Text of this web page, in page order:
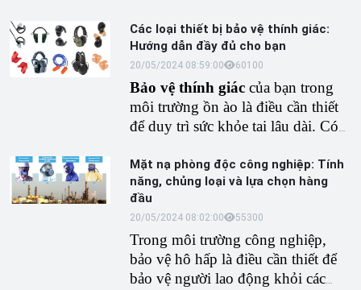
các tai nạn, chẳng hạn như bắn
tung tóe hóa chất, bằng cách loại
bỏ các chất có hại ra khỏi cơ thể,
đặc biệt là từ các khu vực nhạy cảm
như mắt và da. Việc tiếp cận nhanh
chóng các cơ sở này có thể ngăn
hoặc giảm bớt mức độ nghiêm
trọng của bỏng hóa chất, khiến
chúng trở nên quan trọng đối với
sự an toàn tại nơi làm việc.
Các loại thiết bị bảo vệ thính giác:
Hướng dẫn đầy đủ cho bạn
20/05/2024 08:59:00 60100
Bảo vệ thính giác của bạn trong
môi trường ồn ào là điều cần thiết
để duy trì sức khỏe tai lâu dài. Có
khác nhau, mỗi loại đều có những
tính năng, ưu điểm và nhược điểm
riêng. Hướng dẫn này nhằm mục
đích giúp bạn hiểu các lựa chọn
khác nhau, đặc điểm chính của
chúng và cách chọn thiết bị bảo vệ
thính giác tốt nhất cho nhu cầu của
Mặt nạ phòng độc công nghiệp: Tính
năng, chủng loại và lựa chọn hàng
đầu
20/05/2024 08:02:00 55300
Trong môi trường công nghiệp,
bảo vệ hô hấp là điều cần thiết để
bảo vệ người lao động khỏi các